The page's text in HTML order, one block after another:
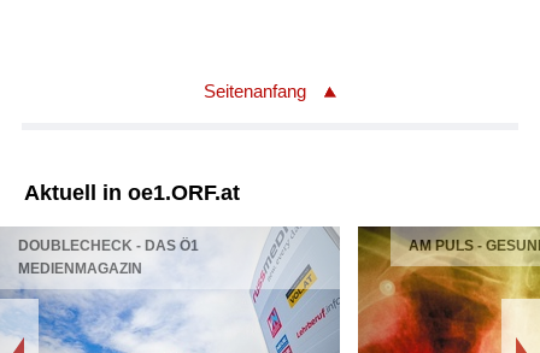
Seitenanfang
Aktuell in oe1.ORF.at
DOUBLECHECK - DAS Ö1
MEDIENMAGAZIN
AM PULS -